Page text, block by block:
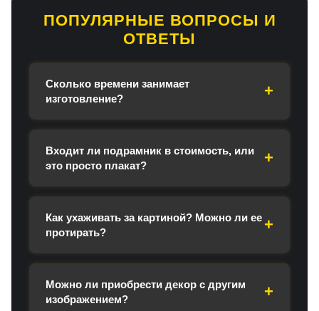
ПОПУЛЯРНЫЕ ВОПРОСЫ И
ОТВЕТЫ
Сколько времени занимает
изготовление?
Входит ли подрамник в стоимость, или
это просто плакат?
Как ухаживать за картиной? Можно ли ее
протирать?
Можно ли приобрести декор с другим
изображением?